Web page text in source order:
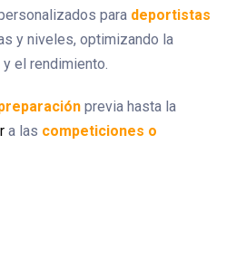
para deportistas
y niveles, optimizando la
el rendimiento.
previa hasta la
a las competiciones o